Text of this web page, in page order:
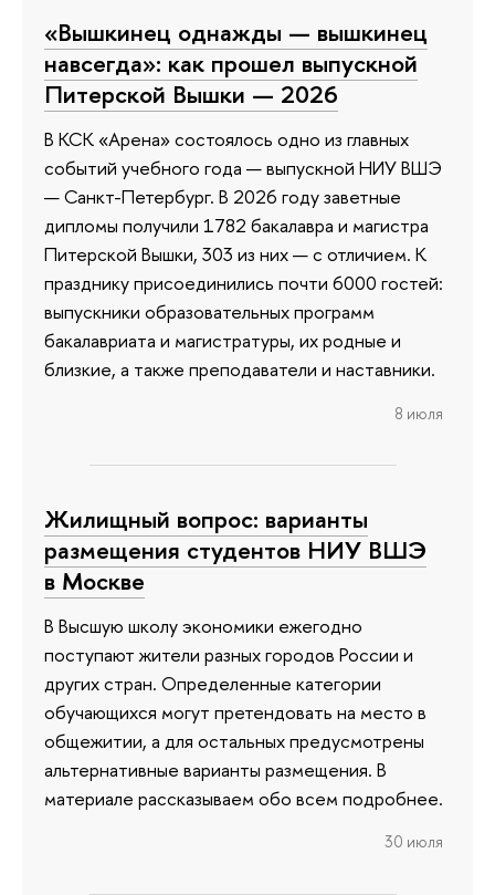
«Вышкинец однажды — вышкинец
навсегда»: как прошел выпускной
Питерской Вышки — 2026
В КСК «Арена» состоялось одно из главных
событий учебного года — выпускной НИУ ВШЭ
— Санкт-Петербург. В 2026 году заветные
дипломы получили 1782 бакалавра и магистра
Питерской Вышки, 303 из них — с отличием. К
празднику присоединились почти 6000 гостей:
выпускники образовательных программ
бакалавриата и магистратуры, их родные и
близкие, а также преподаватели и наставники.
8 июля
Жилищный вопрос: варианты
размещения студентов НИУ ВШЭ
в Москве
В Высшую школу экономики ежегодно
поступают жители разных городов России и
других стран. Определенные категории
обучающихся могут претендовать на место в
общежитии, а для остальных предусмотрены
альтернативные варианты размещения. В
материале рассказываем обо всем подробнее.
30 июля